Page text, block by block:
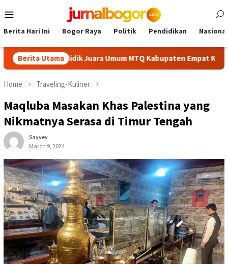
to
Menu
Berita Hari Ini Bogor Raya Politik Pendidikan Nasional
Berita Utama
Bidik Juara Umum MTQ Kabupaten Empat Kali Beruntun
Home Traveling-Kuliner
Maqluba Masakan Khas Palestina yang
Nikmatnya Serasa di Timur Tengah
Sayyev
March 9, 2024